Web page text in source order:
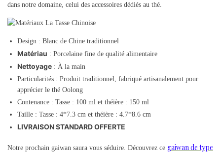
dans notre domaine, celui des accessoires dédiés au thé.
Design : Blanc de Chine traditionnel
Matériau : Porcelaine fine de qualité alimentaire
Nettoyage : À la main
Particularités : Produit traditionnel, fabriqué artisanalement pour
apprécier le thé Oolong
Contenance : Tasse : 100 ml et théière : 150 ml
Taille : Tasse : 4*7.3 cm et théière : 4.7*8.6 cm
LIVRAISON STANDARD OFFERTE
Notre prochain gaiwan saura vous séduire. Découvrez ce gaiwan de type